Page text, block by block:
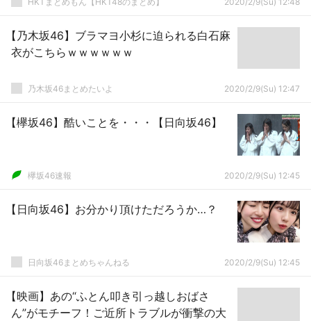
【乃木坂46】ブラマヨ小杉に迫られる白石麻
衣がこちらｗｗｗｗｗｗ
乃木坂46まとめたいよ 2020/2/9(Su) 12:47
【欅坂46】酷いことを・・・【日向坂46】
欅坂46速報 2020/2/9(Su) 12:45
【日向坂46】お分かり頂けただろうか…？
日向坂46まとめちゃんねる 2020/2/9(Su) 12:45
【映画】あの“ふとん叩き引っ越しおばさ
ん”がモチーフ！ご近所トラブルが衝撃の大